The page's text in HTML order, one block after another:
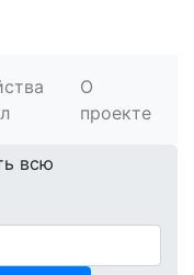
О
проекте
всю